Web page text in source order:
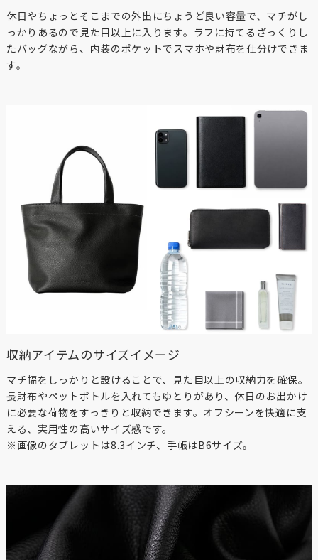
休日やちょっとそこまでの外出にちょうど良い容量で、マチがし
っかりあるので見た目以上に入ります。ラフに持てるざっくりし
たバッグながら、内装のポケットでスマホや財布を仕分けできま
す。
収納アイテムのサイズイメージ
マチ幅をしっかりと設けることで、見た目以上の収納力を確保。
長財布やペットボトルを入れてもゆとりがあり、休日のお出かけ
に必要な荷物をすっきりと収納できます。オフシーンを快適に支
える、実用性の高いサイズ感です。
※画像のタブレットは8.3インチ、手帳はB6サイズ。